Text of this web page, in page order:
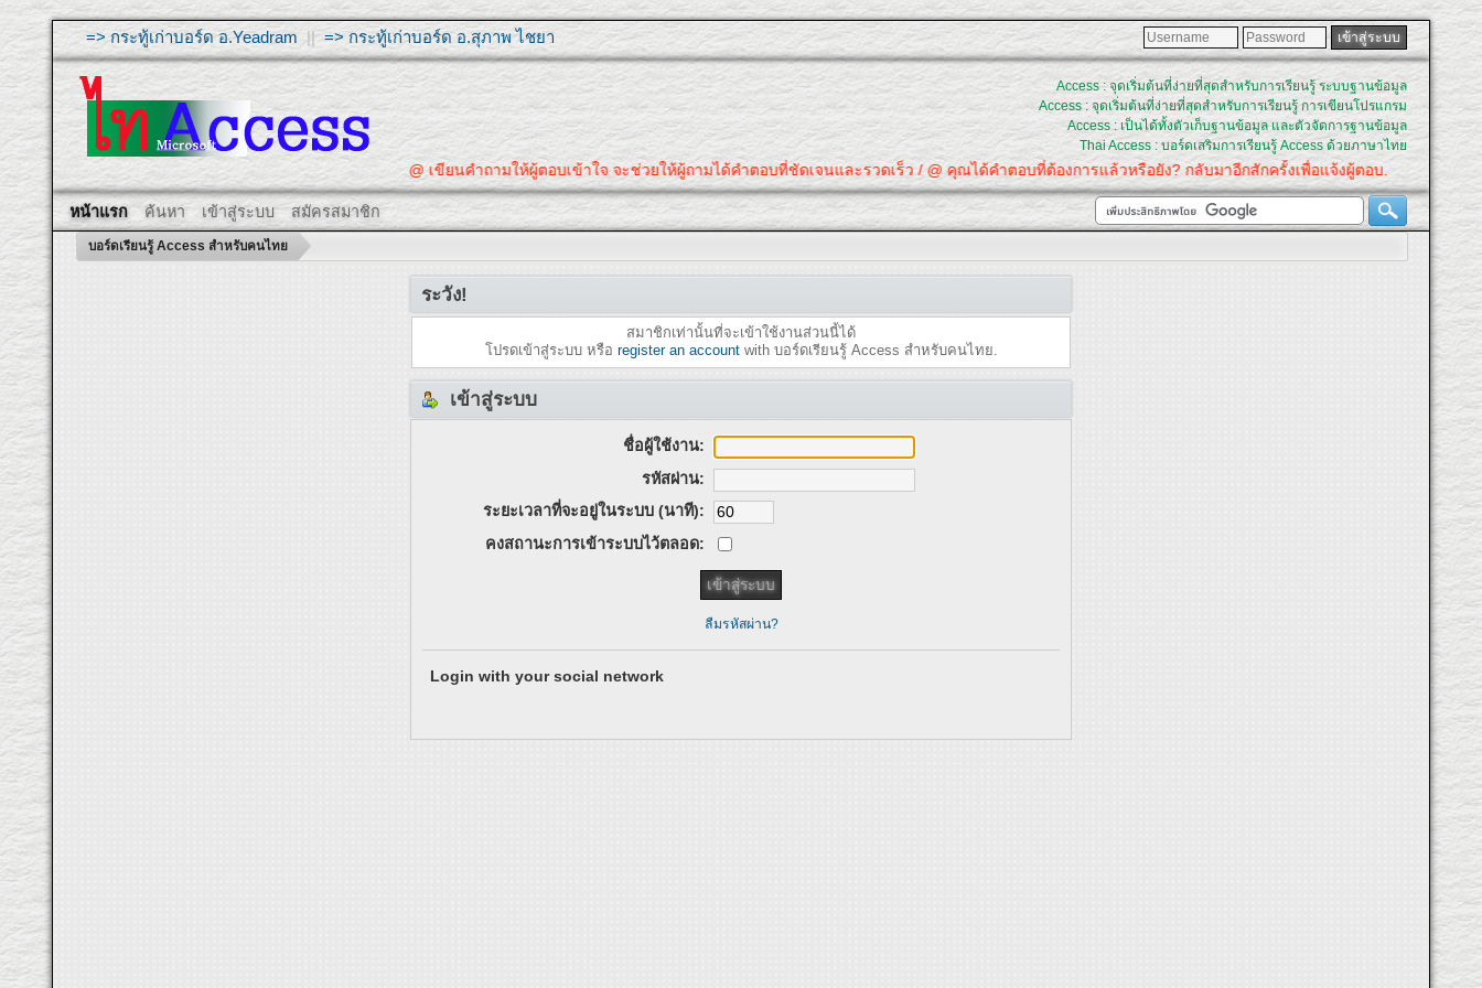
=> กระทู้เก่าบอร์ด อ.Yeadram ||=> กระทู้เก่าบอร์ด อ.สุภาพ ไชยา
Access : จุดเริ่มต้นที่ง่ายที่สุดสำหรับการเรียนรู้ ระบบฐานข้อมูล
Access : จุดเริ่มต้นที่ง่ายที่สุดสำหรับการเรียนรู้ การเขียนโปรแกรม
Access : เป็นได้ทั้งตัวเก็บฐานข้อมูล และตัวจัดการฐานข้อมูล
Thai Access : บอร์ดเสริมการเรียนรู้ Access ด้วยภาษาไทย
@ เขียนคำถามให้ผู้ตอบเข้าใจ จะช่วยให้ผู้ถามได้คำตอบที่ชัดเจนและรวดเร็ว / @ คุณได้คำตอบที่ต้องการแล้วหรือยัง? กลับมาอีกสักครั้งเพื่อแจ้งผู้ตอบ.
หน้าแรก ค้นหา เข้าสู่ระบบ สมัครสมาชิก
บอร์ดเรียนรู้ Access สำหรับคนไทย
ระวัง!
สมาชิกเท่านั้นที่จะเข้าใช้งานส่วนนี้ได้
โปรดเข้าสู่ระบบ หรือ register an accountwith บอร์ดเรียนรู้ Access สำหรับคนไทย.
เข้าสู่ระบบ
ชื่อผู้ใช้งาน:
รหัสผ่าน:
ระยะเวลาที่จะอยู่ในระบบ (นาที):
คงสถานะการเข้าระบบไว้ตลอด:
ลืมรหัสผ่าน?
Login with your social network